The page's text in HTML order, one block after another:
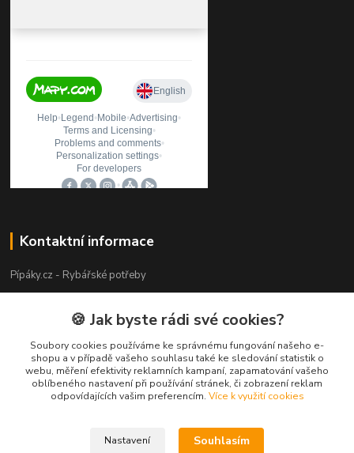
Kontaktní informace
Pípáky.cz - Rybářské potřeby
Zákaznická podpora
+420 777 789 055
(Po-Pá 9:00-18:00)
info@pipaky.cz
🍪 Jak byste rádi své cookies?
Soubory cookies používáme ke správnému fungování našeho e-
shopu a v případě vašeho souhlasu také ke sledování statistik o
webu, měření efektivity reklamních kampaní, zapamatování vašeho
oblíbeného nastavení při používání stránek, či zobrazení reklam
odpovídajících vašim preferencím. Více k využití cookies
Nastavení Souhlasím